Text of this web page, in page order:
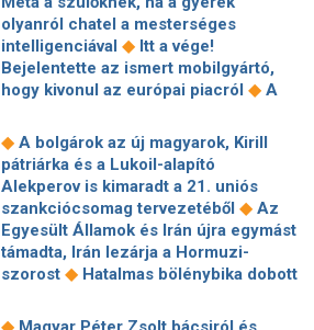
receptjét másolja ◆Sikeresen
végrehajtotta első nyílttengeri
indítását a kínai Gravity–1
hordozórakéta ◆Ezek az appok
folyamatosan kémkednek utánad -
is ◆ Hackertámadás miatti baráti tűz
szedhetett le egy orosz Szu-57
vadászrepülőt◆Újabb világraszóló
sikert ért el Elon Musk csodaűrhajója
de tényleg arra kérik a magyar
lakosságot, hogy gyűjtsenek
szúnyoghangokat ◆
Azonnal üzen a
Meta a szülőknek, ha a gyerek
olyanról chatel a mesterséges
olyanról chatel a mesterséges
intelligenciával ◆ Itt a vége!
Bejelentette az ismert mobilgyártó,
hogy kivonul az európai piacról ◆ A
százalékkal estek a második
negyedévben ◆ A Google-nak meg
kell nyitnia az Androidot a ChatGPT
és más mesterséges intelligencia-
asszisztensek előtt
◆ Óriási csalódás
a SpaceX-nél, az utolsó pillanatban
állt le a Starship
◆ A bolgárok az új magyarok, Kirill
pátriárka és a Lukoil-alapító
Alekperov is kimaradt a 21. uniós
szankciócsomag tervezetéből ◆ Az
Egyesült Államok és Irán újra egymást
támadta, Irán lezárja a Hormuzi-
szorost ◆ Hatalmas bölénybika dobott
turistát a Yellowstone Nemzeti